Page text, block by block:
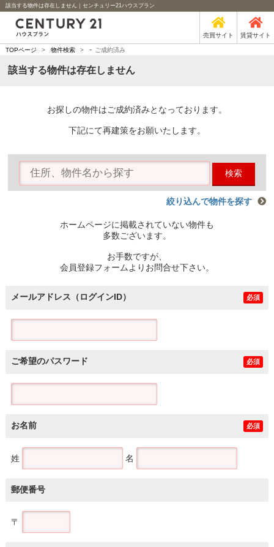
該当する物件は存在しません｜センチュリー21ハウスプラン
売買サイト 賃貸サイト
TOPページ > 物件検索 > - ご成約済み
該当する物件は存在しません
お探しの物件はご成約済みとなっております。
下記にて再建策をお願いたします。
検索
絞り込んで物件を探す
ホームページに掲載されていない物件も
多数ございます。
お手数ですが、
会員登録フォームよりお問合せ下さい。
メールアドレス（ログインID） 必須
ご希望のパスワード 必須
お名前 必須
姓 名
郵便番号
〒